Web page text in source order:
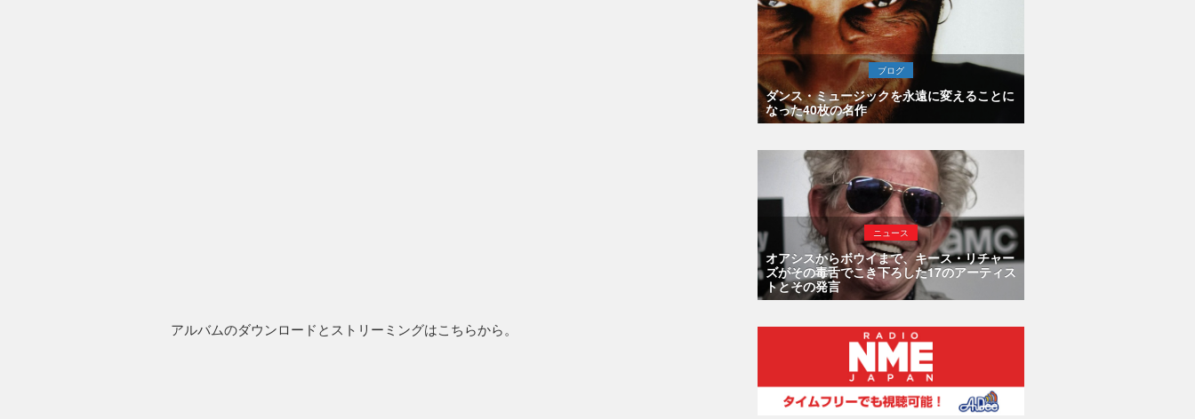
アルバムのダウンロードとストリーミングはこちらから。
ブログ
ダンス・ミュージックを永遠に変えることに
なった40枚の名作
ニュース
オアシスからボウイまで、キース・リチャー
ズがその毒舌でこき下ろした17のアーティス
トとその発言